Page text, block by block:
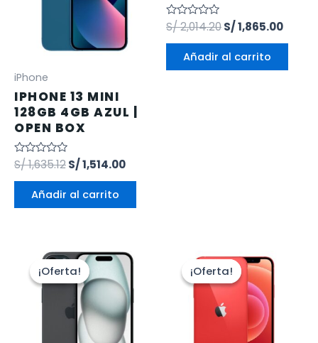
iPhone
IPHONE 13 MINI
128GB 4GB AZUL |
OPEN BOX
Valorado
en
0
S/1,635.12S/1,514.00
Añadir al carrito
Valorado
en
0
S/2,014.20S/1,865.00
Añadir al carrito
¡Oferta!
¡Oferta! ¡Oferta!
¡Oferta!